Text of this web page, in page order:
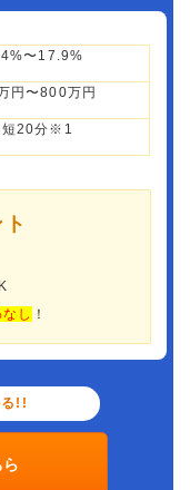
〜17.9%
円〜800万円
短20分※1
し ！
!!